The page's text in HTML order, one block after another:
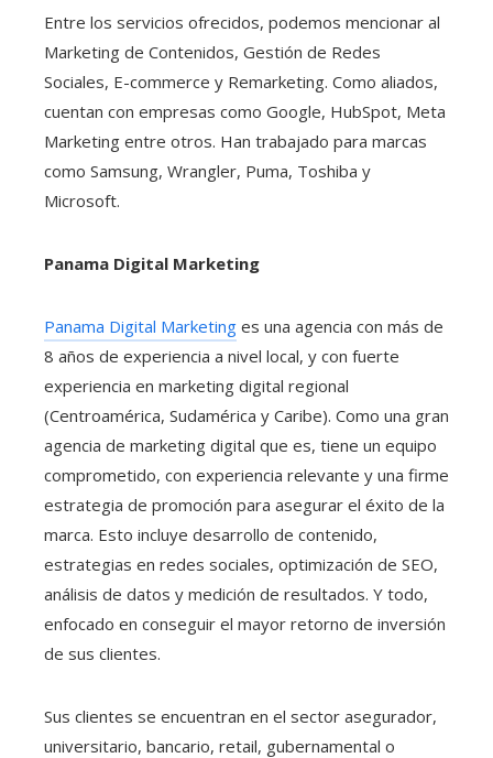
Entre los servicios ofrecidos, podemos mencionar al
Marketing de Contenidos, Gestión de Redes
Sociales, E-commerce y Remarketing. Como aliados,
cuentan con empresas como Google, HubSpot, Meta
Marketing entre otros. Han trabajado para marcas
como Samsung, Wrangler, Puma, Toshiba y
Microsoft.
Panama Digital Marketing
Panama Digital Marketing es una agencia con más de
8 años de experiencia a nivel local, y con fuerte
experiencia en marketing digital regional
(Centroamérica, Sudamérica y Caribe). Como una gran
agencia de marketing digital que es, tiene un equipo
comprometido, con experiencia relevante y una firme
estrategia de promoción para asegurar el éxito de la
marca. Esto incluye desarrollo de contenido,
estrategias en redes sociales, optimización de SEO,
análisis de datos y medición de resultados. Y todo,
enfocado en conseguir el mayor retorno de inversión
de sus clientes.
Sus clientes se encuentran en el sector asegurador,
universitario, bancario, retail, gubernamental o